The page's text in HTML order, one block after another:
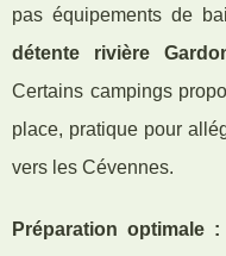
pas équipements de
détente rivière
Certains campings
place, pratique pour
vers les Cévennes.
Préparation optimale :